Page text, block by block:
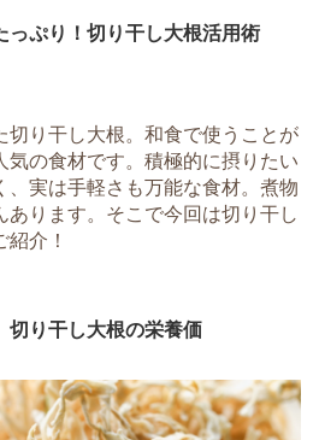
っぷり！切り干し大根活用術
切り干し大根。和食で使うことが
気の食材です。積極的に摂りたい
、実は手軽さも万能な食材。煮物
あります。そこで今回は切り干し
介！
切り干し大根の栄養価